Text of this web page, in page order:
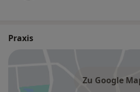
Praxis
Zu Google